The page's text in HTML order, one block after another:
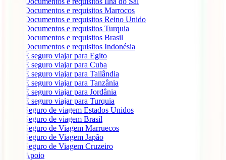
Documentos e requisitos Marrocos
Documentos e requisitos Reino Unido
Documentos e requisitos Turquia
Documentos e requisitos Brasil
Documentos e requisitos Indonésia
É seguro viajar para Egito
É seguro viajar para Cuba
É seguro viajar para Tailândia
É seguro viajar para Tanzânia
É seguro viajar para Jordânia
É seguro viajar para Turquia
Seguro de viagem Estados Unidos
Seguro de viagem Brasil
Seguro de Viagem Marruecos
Seguro de Viagem Japão
Seguro de Viagem Cruzeiro
Apoio